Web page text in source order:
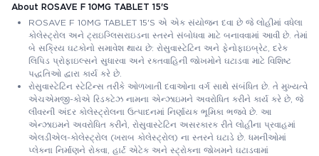
About ROSAVE F 10MG TABLET 15'S
ROSAVE F 10MG TABLET 15'S એ એક સંયોજન દવા છે જે લોહીમાં વધેલા
કોલેસ્ટ્રોલ અને ટ્રાઇગ્લિસરાઇડના સ્તરને સંબોધવા માટે બનાવવામાં આવી છે. તેમાં
બે સક્રિય ઘટકોનો સમાવેશ થાય છે: રોસુવાસ્ટેટિન અને ફેનોફાઇબ્રેટ, દરેક
લિપિડ પ્રોફાઇલ્સને સુધારવા અને રક્તવાહિની જોખમોને ઘટાડવા માટે વિશિષ્ટ
પદ્ધતિઓ દ્વારા કાર્ય કરે છે.
રોસુવાસ્ટેટિન સ્ટેટિન્સ તરીકે ઓળખાતી દવાઓના વર્ગ સાથે સંબંધિત છે. તે મુખ્યત્વે
એચએમજી-કોએ રિડક્ટેઝ નામના એન્ઝાઇમને અવરોધિત કરીને કાર્ય કરે છે, જે
લીવરની અંદર કોલેસ્ટ્રોલના ઉત્પાદનમાં નિર્ણાયક ભૂમિકા ભજવે છે. આ
એન્ઝાઇમને અવરોધિત કરીને, રોસુવાસ્ટેટિન અસરકારક રીતે લોહીના પ્રવાહમાં
એલડીએલ-કોલેસ્ટ્રોલ (ખરાબ કોલેસ્ટ્રોલ) ના સ્તરને ઘટાડે છે. ધમનીઓમાં
પ્લેકના નિર્માણને રોકવા, હાર્ટ એટેક અને સ્ટ્રોકના જોખમને ઘટાડવામાં